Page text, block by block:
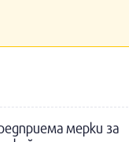
мерки за